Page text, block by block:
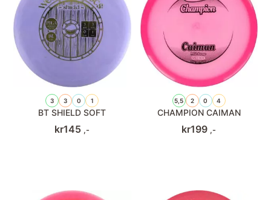
3 3 0 1
BT SHIELD SOFT
kr145 ,-
5,5 2 0 4
CHAMPION CAIMAN
kr199 ,-